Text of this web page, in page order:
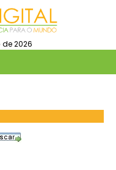
2026